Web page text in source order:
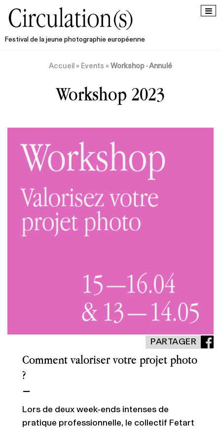
Festival de la jeune photographie européenne
Accueil » Events » Workshop · Annulé
Workshop 2023
PARTAGER
Comment valoriser votre projet photo
?
—
Lors de deux week-ends intenses de
pratique professionnelle, le collectif Fetart